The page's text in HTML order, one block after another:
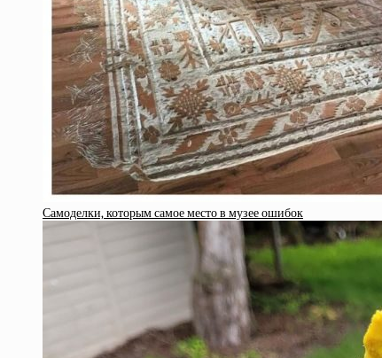
Самоделки, которым самое место в музее ошибок